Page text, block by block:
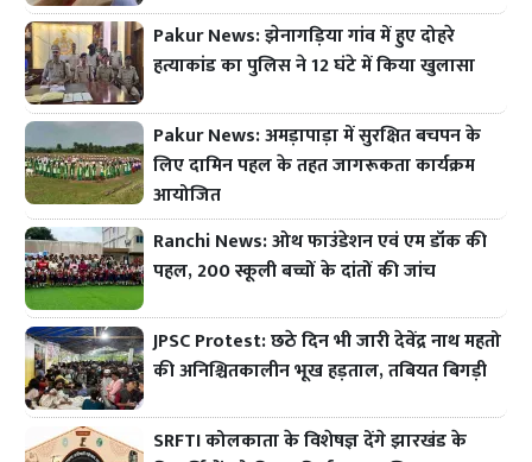
Pakur News: झेनागड़िया गांव में हुए दोहरे
हत्याकांड का पुलिस ने 12 घंटे में किया खुलासा
Pakur News: अमड़ापाड़ा में सुरक्षित बचपन के
लिए दामिन पहल के तहत जागरूकता कार्यक्रम
आयोजित
Ranchi News: ओथ फाउंडेशन एवं एम डॉक की
पहल, 200 स्कूली बच्चों के दांतों की जांच
JPSC Protest: छठे दिन भी जारी देवेंद्र नाथ महतो
की अनिश्चितकालीन भूख हड़ताल, तबियत बिगड़ी
SRFTI कोलकाता के विशेषज्ञ देंगे झारखंड के